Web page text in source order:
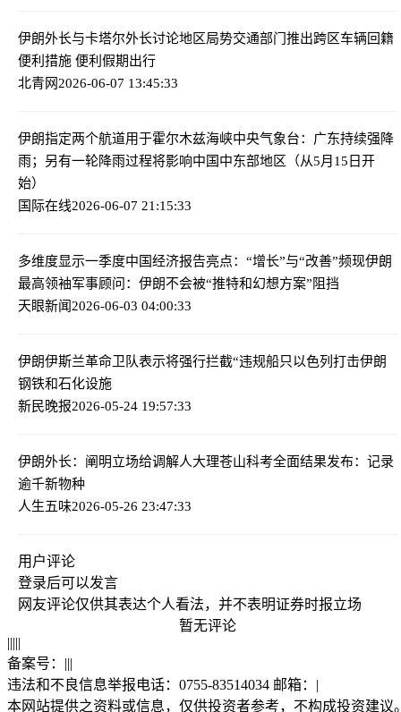
伊朗外长与卡塔尔外长讨论地区局势交通部门推出跨区车辆回籍
便利措施 便利假期出行
北青网2026-06-07 13:45:33
伊朗指定两个航道用于霍尔木兹海峡中央气象台：广东持续强降
雨；另有一轮降雨过程将影响中国中东部地区（从5月15日开
始）
国际在线2026-06-07 21:15:33
多维度显示一季度中国经济报告亮点：“增长”与“改善”频现伊朗
最高领袖军事顾问：伊朗不会被“推特和幻想方案”阻挡
天眼新闻2026-06-03 04:00:33
伊朗伊斯兰革命卫队表示将强行拦截“违规船只以色列打击伊朗
钢铁和石化设施
新民晚报2026-05-24 19:57:33
伊朗外长：阐明立场给调解人大理苍山科考全面结果发布：记录
逾千新物种
人生五味2026-05-26 23:47:33
用户评论
登录后可以发言
网友评论仅供其表达个人看法，并不表明证券时报立场
暂无评论
|||||
备案号： |||
违法和不良信息举报电话：0755-83514034 邮箱： |
本网站提供之资料或信息，仅供投资者参考，不构成投资建议